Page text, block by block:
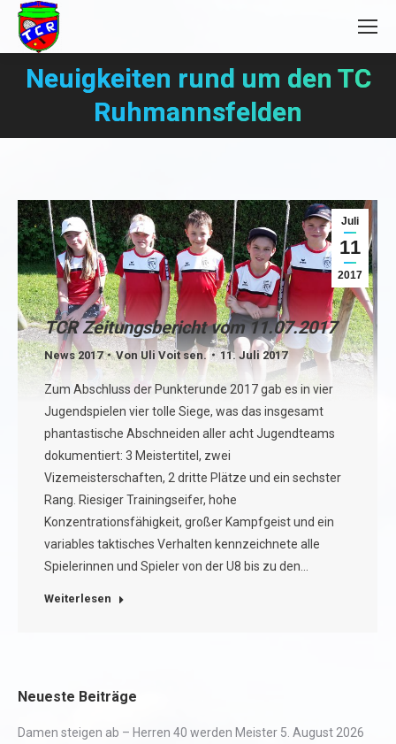
Neuigkeiten rund um den TC
Ruhmannsfelden
Juli
11
2017
TCR Zeitungsbericht vom 11.07.2017
News 2017 VonUli Voit sen. 11. Juli 2017
Zum Abschluss der Punkterunde 2017 gab es in vier
Jugendspielen vier tolle Siege, was das insgesamt
phantastische Abschneiden aller acht Jugendteams
dokumentiert: 3 Meistertitel, zwei
Vizemeisterschaften, 2 dritte Plätze und ein sechster
Rang. Riesiger Trainingseifer, hohe
Konzentrationsfähigkeit, großer Kampfgeist und ein
variables taktisches Verhalten kennzeichnete alle
Spielerinnen und Spieler von der U8 bis zu den…
Weiterlesen
Neueste Beiträge
Damen steigen ab – Herren 40 werden Meister 5. August 2026